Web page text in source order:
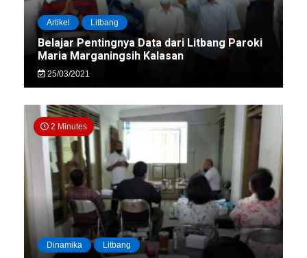
Artikel Litbang
Belajar Pentingnya Data dari Litbang Paroki
Maria Marganingsih Kalasan
25/03/2021
2 Minutes
Dinamika Litbang